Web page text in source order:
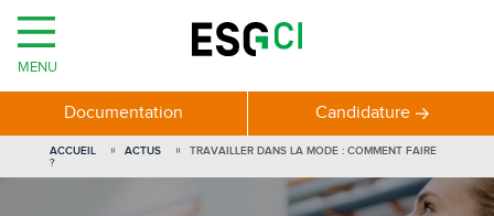
ACCUEIL ACTUS
TRAVAILLER DANS LA MODE : COMMENT FAIRE
?
MENU
Documentation Candidature